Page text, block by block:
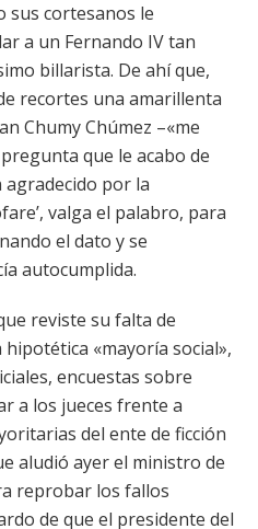
sus cortesanos le
a un Fernando IV tan
billarista. De ahí que,
recortes una amarillenta
Chumy Chúmez –«me
que le acabo de
agradecido por la
valga el palabro, para
el dato y se
autocumplida.
reviste su falta de
«mayoría social»,
encuestas sobre
a los jueces frente a
del ente de ficción
aludió ayer el ministro de
reprobar los fallos
de que el presidente del